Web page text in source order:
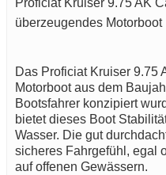
Proficiat Kruiser 9.75 AK
überzeugendes Motorboot
Das Proficiat Kruiser 9.75
Motorboot aus dem
Bootsfahrer konzipiert
bietet dieses Boot
Wasser. Die gut
sicheres Fahrgefühl, egal
auf offenen Gewässern.